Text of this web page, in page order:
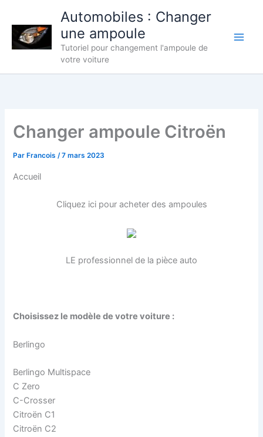
contenu
Automobiles : Changer
une ampoule
Tutoriel pour changement l'ampoule de
votre voiture
Changer ampoule Citroën
Par Francois/7 mars 2023
Accueil
Cliquez ici pour acheter des ampoules
LE professionnel de la pièce auto
Choisissez le modèle de votre voiture :
Berlingo
Berlingo Multispace
C Zero
C-Crosser
Citroën C1
Citroën C2